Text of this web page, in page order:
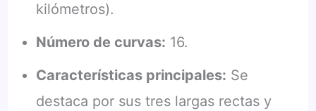
kilómetros).
Número de curvas: 16.
Características principales: Se
destaca por sus tres largas rectas y